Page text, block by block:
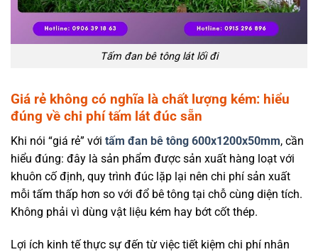
Tấm đan bê tông lát lối đi
Giá rẻ không có nghĩa là chất lượng kém: hiểu
đúng về chi phí tấm lát đúc sẵn
Khi nói “giá rẻ” với tấm đan bê tông 600x1200x50mm, cần
hiểu đúng: đây là sản phẩm được sản xuất hàng loạt với
khuôn cố định, quy trình đúc lặp lại nên chi phí sản xuất
mỗi tấm thấp hơn so với đổ bê tông tại chỗ cùng diện tích.
Không phải vì dùng vật liệu kém hay bớt cốt thép.
Lợi ích kinh tế thực sự đến từ việc tiết kiệm chi phí nhân